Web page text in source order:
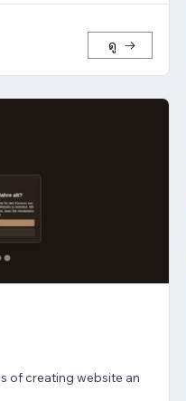
ดู
of creating website an